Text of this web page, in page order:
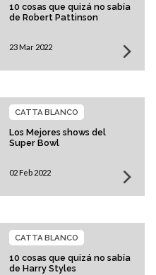
10 cosas que quizá no sabía
de Robert Pattinson
23 Mar 2022
Los Mejores shows del
Super Bowl
CATTA BLANCO
02 Feb 2022
10 cosas que quizá no sabía
de Harry Styles
CATTA BLANCO